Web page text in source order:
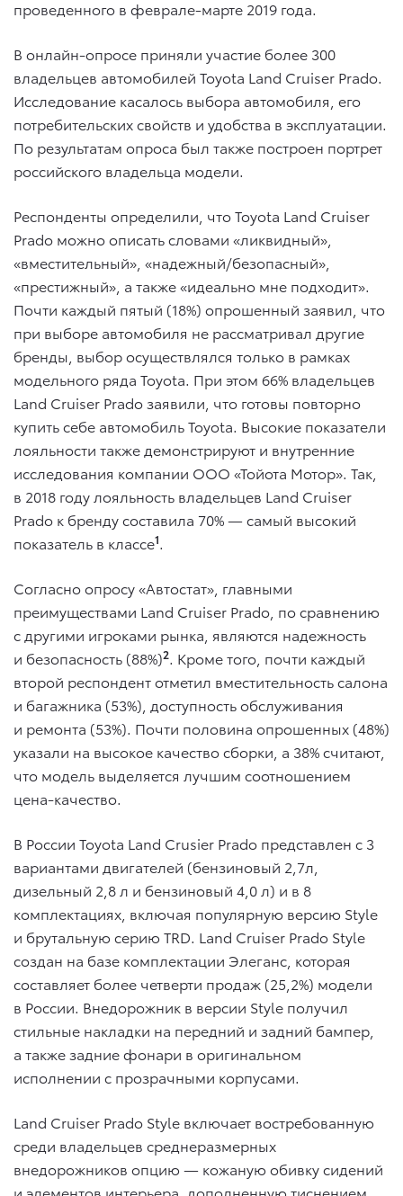
проведенного в феврале-марте 2019 года.
В онлайн-опросе приняли участие более 300
владельцев автомобилей Toyota Land Cruiser Prado.
Исследование касалось выбора автомобиля, его
потребительских свойств и удобства в эксплуатации.
По результатам опроса был также построен портрет
российского владельца модели.
Респонденты определили, что Toyota Land Cruiser
Prado можно описать словами «ликвидный»,
«вместительный», «надежный/безопасный»,
«престижный», а также «идеально мне подходит».
Почти каждый пятый (18%) опрошенный заявил, что
при выборе автомобиля не рассматривал другие
бренды, выбор осуществлялся только в рамках
модельного ряда Toyota. При этом 66% владельцев
Land Cruiser Prado заявили, что готовы повторно
купить себе автомобиль Toyota. Высокие показатели
лояльности также демонстрируют и внутренние
исследования компании ООО «Тойота Мотор». Так,
в 2018 году лояльность владельцев Land Cruiser
Prado к бренду составила 70% — самый высокий
показатель в классе1.
Согласно опросу «Автостат», главными
преимуществами Land Cruiser Prado, по сравнению
с другими игроками рынка, являются надежность
и безопасность (88%)2. Кроме того, почти каждый
второй респондент отметил вместительность салона
и багажника (53%), доступность обслуживания
и ремонта (53%). Почти половина опрошенных (48%)
указали на высокое качество сборки, а 38% считают,
что модель выделяется лучшим соотношением
цена-качество.
В России Toyota Land Crusier Prado представлен c 3
вариантами двигателей (бензиновый 2,7л,
дизельный 2,8 л и бензиновый 4,0 л) и в 8
комплектациях, включая популярную версию Style
и брутальную серию TRD. Land Cruiser Pradо Style
создан на базе комплектации Элеганс, которая
составляет более четверти продаж (25,2%) модели
в России. Внедорожник в версии Style получил
стильные накладки на передний и задний бампер,
а также задние фонари в оригинальном
исполнении с прозрачными корпусами.
Land Cruiser Prado Style включает востребованную
среди владельцев среднеразмерных
внедорожников опцию — кожаную обивку сидений